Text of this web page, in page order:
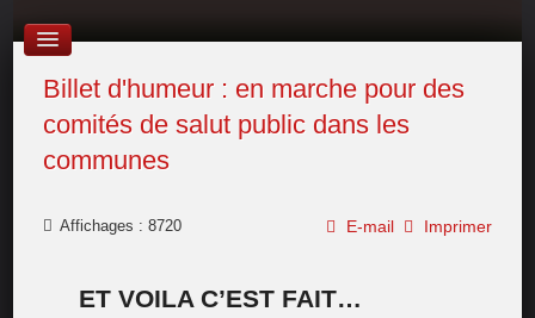
Billet d'humeur : en marche pour des
comités de salut public dans les
communes
Imprimer
E-mail
Affichages : 8720
ET VOILA C’EST FAIT…